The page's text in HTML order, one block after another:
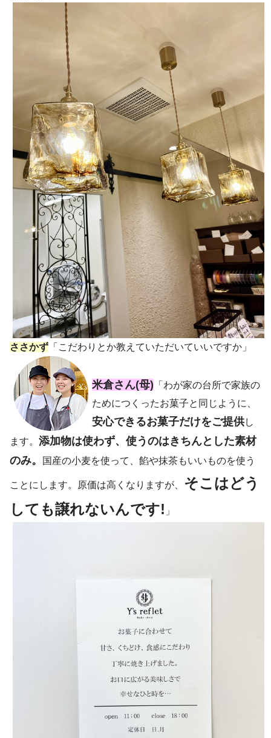
ささかず 「こだわりとか教えていただいていいですか」
米倉さん(母) 「わが家の台所で家族の
ためにつくったお菓子と同じように、
安心できるお菓子だけをご提供し
ます。 添加物は使わず、使うのはきちんとした素材
のみ。
国産の小麦を使って、餡や抹茶もいいものを使う
ことにします。原価は高くなりますが、 そこはどう
しても譲れないんです! 」